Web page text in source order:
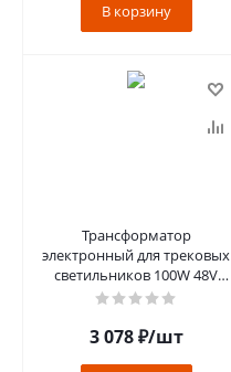
В корзину
Трансформатор
электронный для трековых
светильников 100W 48V
(драйвер), LB48 белый
3 078₽/шт